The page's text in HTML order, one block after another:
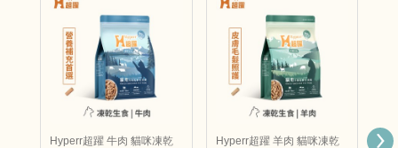
Hyperr超躍 牛肉 貓咪凍乾
Hyperr超躍 羊肉 貓咪凍乾